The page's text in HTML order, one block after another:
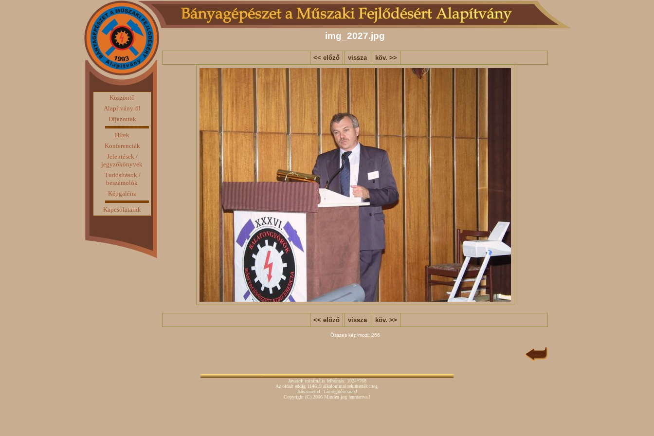
Köszöntő
Alapítványról
Díjazottak
Hírek
Konferenciák
Jelentések /
jegyzőkönyvek
Tudósítások /
beszámolók
Képgaléria
Kapcsolataink
img_2027.jpg
<< előző vissza köv. >>
<< előző vissza köv. >>
Összes kép/mozi: 266
Javasolt minimális felbontás: 1024*768
Az oldalt eddig 114619 alkalommal tekintették meg.
Köszönettel: Támogatóinknak!
Copyright (C) 2006 Minden jog fenntartva !